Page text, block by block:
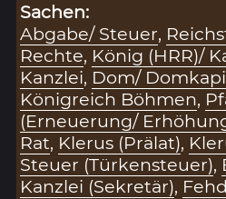
Sachen:
Abgabe/ Steuer,
Rechte, König (HRR)/
Kanzlei, Dom/
Königreich Böhmen,
(Erneuerung/
Rat, Klerus (Prälat),
Steuer (Türkensteuer),
Kanzlei (Sekretär),